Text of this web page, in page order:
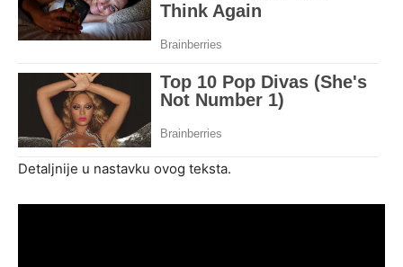
Detaljnije u nastavku ovog teksta.